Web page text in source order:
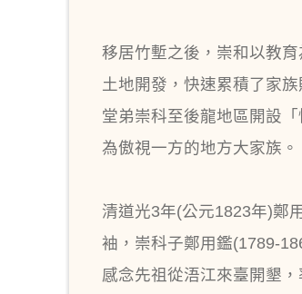
移居竹塹之後，崇和以教
土地開發，快速累積了家
堂弟崇科至後龍地區開設
為傲視一方的地方大家族。
清道光3年(公元1823年)鄭
袖，崇科子鄭用鑑(1789-
感念先祖從浯江來臺開墾